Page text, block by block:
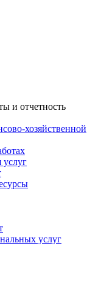
и отчетность
хозяйственной
услуг
услуг